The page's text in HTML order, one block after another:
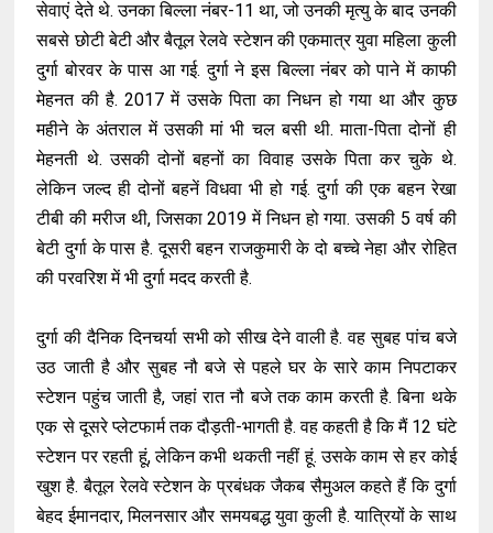
सेवाएं देते थे. उनका बिल्ला नंबर-11 था, जो उनकी मृत्यु के बाद उनकी
सबसे छोटी बेटी और बैतूल रेलवे स्टेशन की एकमात्र युवा महिला कुली
दुर्गा बोरवर के पास आ गई. दुर्गा ने इस बिल्ला नंबर को पाने में काफी
मेहनत की है. 2017 में उसके पिता का निधन हो गया था और कुछ
महीने के अंतराल में उसकी मां भी चल बसी थी. माता-पिता दोनों ही
मेहनती थे. उसकी दोनों बहनों का विवाह उसके पिता कर चुके थे.
लेकिन जल्द ही दोनों बहनें विधवा भी हो गई. दुर्गा की एक बहन रेखा
टीबी की मरीज थी, जिसका 2019 में निधन हो गया. उसकी 5 वर्ष की
बेटी दुर्गा के पास है. दूसरी बहन राजकुमारी के दो बच्चे नेहा और रोहित
की परवरिश में भी दुर्गा मदद करती है.
दुर्गा की दैनिक दिनचर्या सभी को सीख देने वाली है. वह सुबह पांच बजे
उठ जाती है और सुबह नौ बजे से पहले घर के सारे काम निपटाकर
स्टेशन पहुंच जाती है, जहां रात नौ बजे तक काम करती है. बिना थके
एक से दूसरे प्लेटफार्म तक दौड़ती-भागती है. वह कहती है कि मैं 12 घंटे
स्टेशन पर रहती हूं, लेकिन कभी थकती नहीं हूं. उसके काम से हर कोई
खुश है. बैतूल रेलवे स्टेशन के प्रबंधक जैकब सैमुअल कहते हैं कि दुर्गा
बेहद ईमानदार, मिलनसार और समयबद्ध युवा कुली है. यात्रियों के साथ